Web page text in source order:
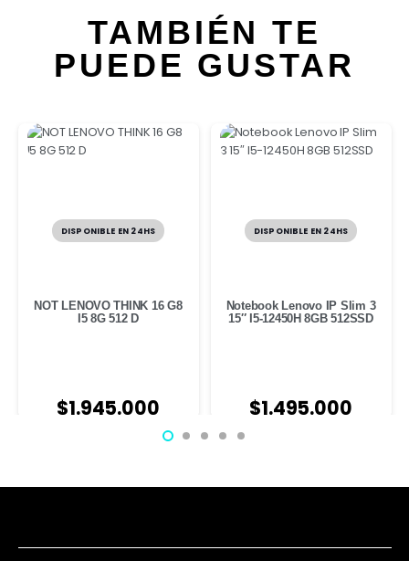
TAMBIÉN TE
PUEDE GUSTAR
DISPONIBLE EN 24HS
NOT LENOVO THINK 16 G8
I5 8G 512 D
$1.945.000
DISPONIBLE EN 24HS
Notebook Lenovo IP Slim 3
15″ I5-12450H 8GB 512SSD
$1.495.000